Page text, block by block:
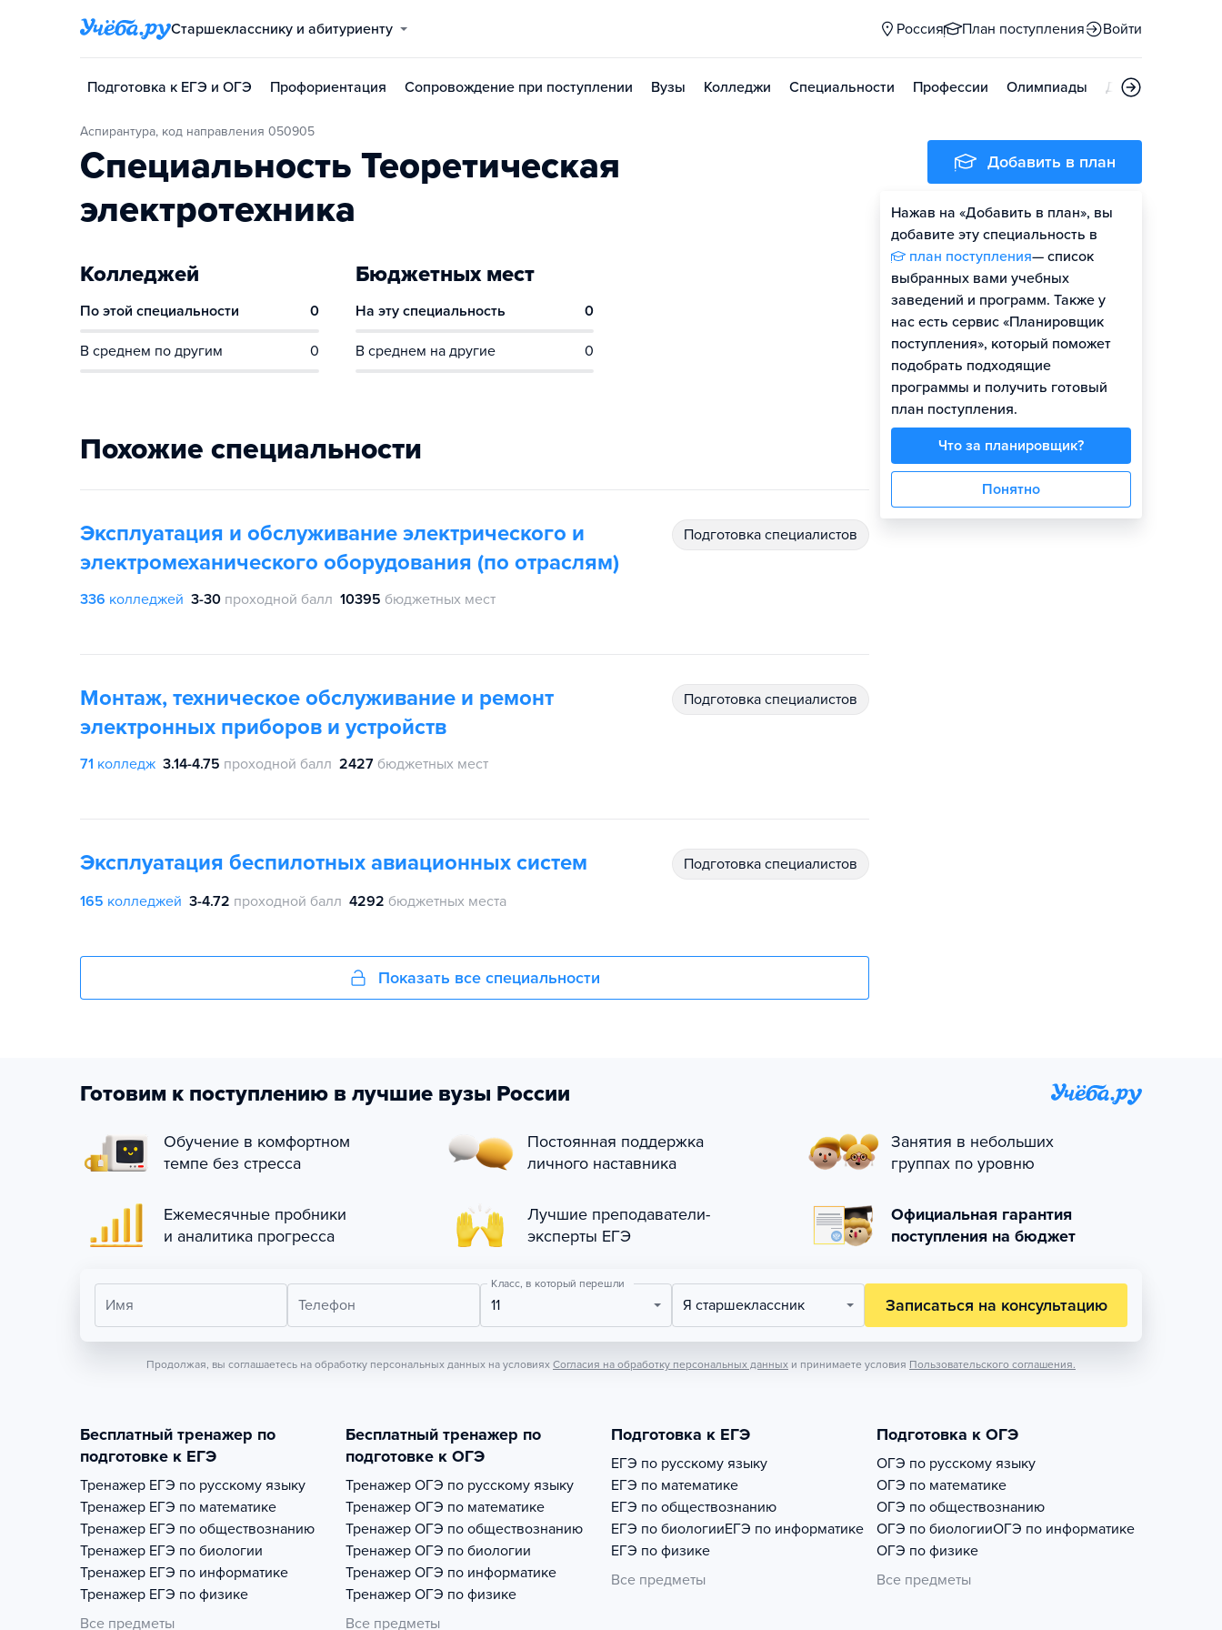
Старшекласснику и абитуриенту Россия План поступления Войти
Подготовка к ЕГЭ и ОГЭ Профориентация Сопровождение при поступлении Вузы Колледжи Специальности Профессии Олимпиады Дни открытых
Аспирантура, код направления 050905
Специальность Теоретическая
электротехника
Колледжей
По этой специальности 0
В среднем по другим 0
Бюджетных мест
На эту специальность 0
В среднем на другие 0
Похожие специальности
Эксплуатация и обслуживание электрического и
электромеханического оборудования (по отраслям)
подготовка специалистов
336 колледжей 3-30 проходной балл 10395 бюджетных мест
Монтаж, техническое обслуживание и ремонт
электронных приборов и устройств
подготовка специалистов
71 колледж 3.14-4.75 проходной балл 2427 бюджетных мест
Эксплуатация беспилотных авиационных систем подготовка специалистов
165 колледжей 3-4.72 проходной балл 4292 бюджетных места
Показать все специальности
Добавить в план
Нажав на «Добавить в план», вы
добавите эту специальность в
план поступления— список
выбранных вами учебных
заведений и программ. Также у
нас есть сервис «Планировщик
поступления», который поможет
подобрать подходящие
программы и получить готовый
план поступления.
Что за планировщик?
Понятно
Готовим к поступлению в лучшие вузы России
Обучение в комфортном
темпе без стресса
Постоянная поддержка
личного наставника
Занятия в небольших
группах по уровню
Ежемесячные пробники
и аналитика прогресса
Лучшие преподаватели-
эксперты ЕГЭ
Официальная гарантия
поступления на бюджет
Имя Телефон
Класс, в который перешли
11 Я старшеклассник Записаться на консультацию
Продолжая, вы соглашаетесь на обработку персональных данных на условиях Согласия на обработку персональных данных и принимаете условия Пользовательского соглашения.
Бесплатный тренажер по
подготовке к ЕГЭ
Тренажер ЕГЭ по русскому языку
Тренажер ЕГЭ по математике
Тренажер ЕГЭ по обществознанию
Тренажер ЕГЭ по биологии
Тренажер ЕГЭ по информатике
Тренажер ЕГЭ по физике
Все предметы
Бесплатный тренажер по
подготовке к ОГЭ
Тренажер ОГЭ по русскому языку
Тренажер ОГЭ по математике
Тренажер ОГЭ по обществознанию
Тренажер ОГЭ по биологии
Тренажер ОГЭ по информатике
Тренажер ОГЭ по физике
Все предметы
Подготовка к ЕГЭ
ЕГЭ по русскому языку
ЕГЭ по математике
ЕГЭ по обществознанию
ЕГЭ по биологииЕГЭ по информатике
ЕГЭ по физике
Все предметы
Подготовка к ОГЭ
ОГЭ по русскому языку
ОГЭ по математике
ОГЭ по обществознанию
ОГЭ по биологииОГЭ по информатике
ОГЭ по физике
Все предметы